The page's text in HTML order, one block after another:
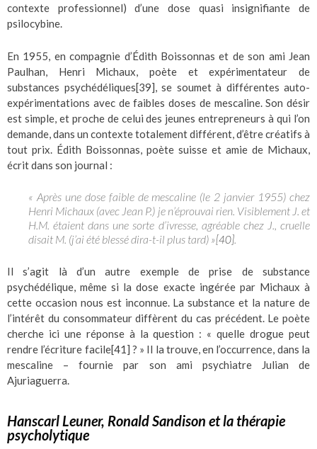
contexte professionnel) d’une dose quasi insignifiante de
psilocybine.
En 1955, en compagnie d’Édith Boissonnas et de son ami Jean
Paulhan, Henri Michaux, poète et expérimentateur de
substances psychédéliques[39], se soumet à différentes auto-
expérimentations avec de faibles doses de mescaline. Son désir
est simple, et proche de celui des jeunes entrepreneurs à qui l’on
demande, dans un contexte totalement différent, d’être créatifs à
tout prix. Édith Boissonnas, poète suisse et amie de Michaux,
écrit dans son journal :
« Après une dose faible de mescaline (le 2 janvier 1955) chez
Henri Michaux (avec Jean P.) je n’éprouvai rien. Visiblement J. et
H.M. étaient dans une sorte d’ivresse, agréable chez J., cruelle
disait M. (j’ai été blessé dira-t-il plus tard) »[40]
Il s’agit là d’un autre exemple de prise de substance
psychédélique, même si la dose exacte ingérée par Michaux à
cette occasion nous est inconnue. La substance et la nature de
l’intérêt du consommateur diffèrent du cas précédent. Le poète
cherche ici une réponse à la question : « quelle drogue peut
rendre l’écriture facile[41] ? » Il la trouve, en l’occurrence, dans la
mescaline – fournie par son ami psychiatre Julian de
Ajuriaguerra.
Hanscarl Leuner, Ronald Sandison et la thérapie
psycholytique